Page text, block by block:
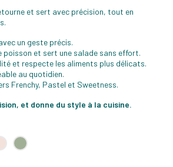
et sert avec précision, tout en
un geste précis.
et sert une salade sans effort.
et respecte les aliments plus délicats.
au quotidien.
Frenchy, Pastel et Sweetness.
et donne du style à la cuisine.
Rose
Poudré
Vert